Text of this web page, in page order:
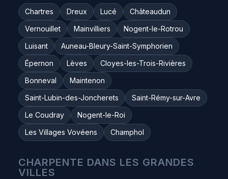
Chartres Dreux Lucé
Châteaudun
Vernouillet
Mainvilliers
Nogent-le-Rotrou
Luisant
Auneau-Bleury-Saint-Symphorien
Épernon
Lèves
Cloyes-les-Trois-Rivières
Bonneval
Maintenon
Saint-Lubin-des-Joncherets
Saint-Rémy-sur-Avre
Le Coudray
Nogent-le-Roi
Les Villages Vovéens
Champhol
CHARPENTE DANS LES GRANDES
VILLES